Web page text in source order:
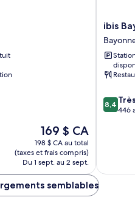
Le
prix
est
de
169 $ CA
169 $ CA
198 $ CA au total
(taxes et frais compris)
Du 1 sept. au 2 sept.
ibis
Centre
ibis
8.4
sur
8,4
446
semblables